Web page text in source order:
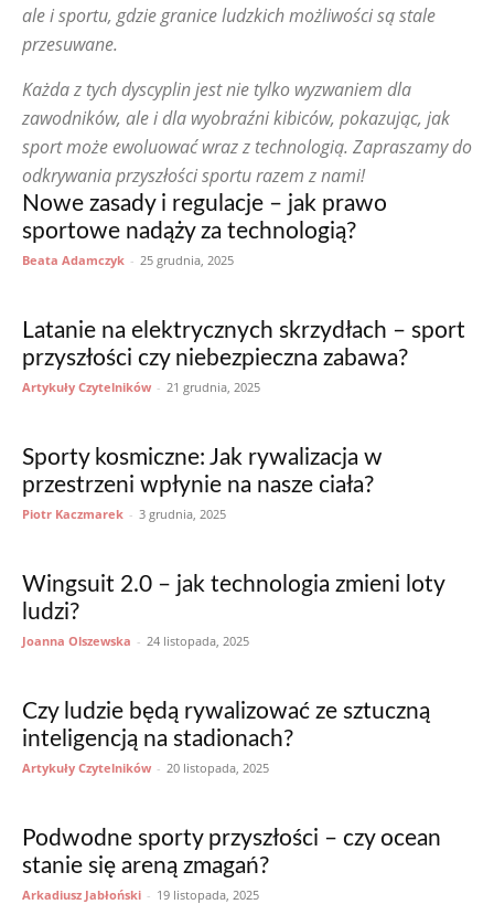
ale i sportu, gdzie granice ludzkich możliwości są stale
przesuwane.
Każda z tych dyscyplin jest nie tylko wyzwaniem dla
zawodników, ale i dla wyobraźni kibiców, pokazując, jak
sport może ewoluować wraz z technologią. Zapraszamy do
odkrywania przyszłości sportu razem z nami!
Nowe zasady i regulacje – jak prawo
sportowe nadąży za technologią?
Beata Adamczyk - 25 grudnia, 2025
Latanie na elektrycznych skrzydłach – sport
przyszłości czy niebezpieczna zabawa?
Artykuły Czytelników - 21 grudnia, 2025
Sporty kosmiczne: Jak rywalizacja w
przestrzeni wpłynie na nasze ciała?
Piotr Kaczmarek - 3 grudnia, 2025
Wingsuit 2.0 – jak technologia zmieni loty
ludzi?
Joanna Olszewska - 24 listopada, 2025
Czy ludzie będą rywalizować ze sztuczną
inteligencją na stadionach?
Artykuły Czytelników - 20 listopada, 2025
Podwodne sporty przyszłości – czy ocean
stanie się areną zmagań?
Arkadiusz Jabłoński - 19 listopada, 2025